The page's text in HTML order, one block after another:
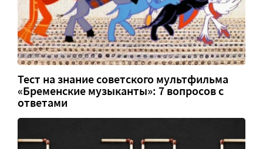
Тест на знание советского мультфильма
«Бременские музыканты»: 7 вопросов с
ответами